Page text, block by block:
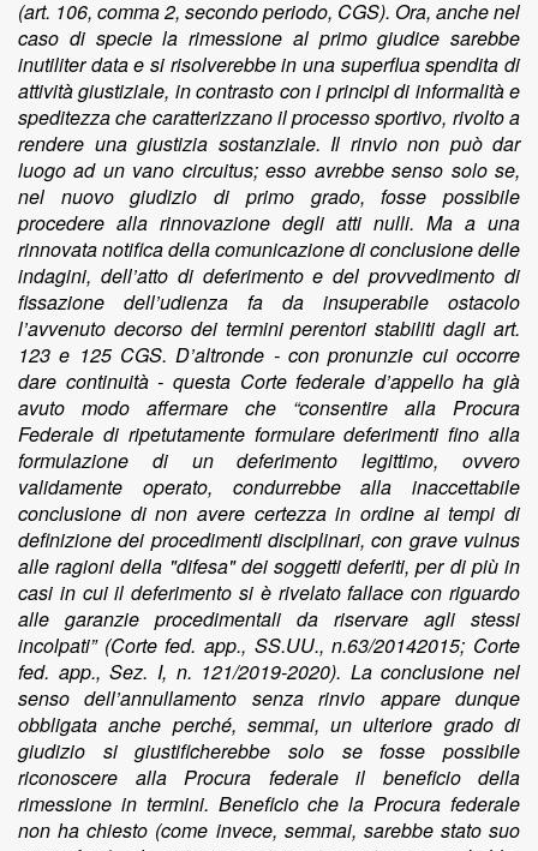
(art. 106, comma 2, secondo periodo, CGS). Ora, anche nel
caso di specie la rimessione al primo giudice sarebbe
inutiliter data e si risolverebbe in una superflua spendita di
attività giustiziale, in contrasto con i principi di informalità e
speditezza che caratterizzano il processo sportivo, rivolto a
rendere una giustizia sostanziale. Il rinvio non può dar
luogo ad un vano circuitus; esso avrebbe senso solo se,
nel nuovo giudizio di primo grado, fosse possibile
procedere alla rinnovazione degli atti nulli. Ma a una
rinnovata notifica della comunicazione di conclusione delle
indagini, dell’atto di deferimento e del provvedimento di
fissazione dell’udienza fa da insuperabile ostacolo
l’avvenuto decorso dei termini perentori stabiliti dagli art.
123 e 125 CGS. D’altronde - con pronunzie cui occorre
dare continuità - questa Corte federale d’appello ha già
avuto modo affermare che “consentire alla Procura
Federale di ripetutamente formulare deferimenti fino alla
formulazione di un deferimento legittimo, ovvero
validamente operato, condurrebbe alla inaccettabile
conclusione di non avere certezza in ordine ai tempi di
definizione dei procedimenti disciplinari, con grave vulnus
alle ragioni della "difesa" dei soggetti deferiti, per di più in
casi in cui il deferimento si è rivelato fallace con riguardo
alle garanzie procedimentali da riservare agli stessi
incolpati” (Corte fed. app., SS.UU., n.63/20142015; Corte
fed. app., Sez. I, n. 121/2019-2020). La conclusione nel
senso dell’annullamento senza rinvio appare dunque
obbligata anche perché, semmai, un ulteriore grado di
giudizio si giustificherebbe solo se fosse possibile
riconoscere alla Procura federale il beneficio della
rimessione in termini. Beneficio che la Procura federale
non ha chiesto (come invece, semmai, sarebbe stato suo